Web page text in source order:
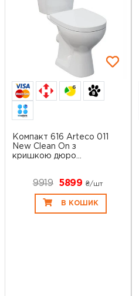
6
Компакт 616 Arteco 011
New Clean On з
кришкою дюро...
9919 5899 ₴/шт
В КОШИК